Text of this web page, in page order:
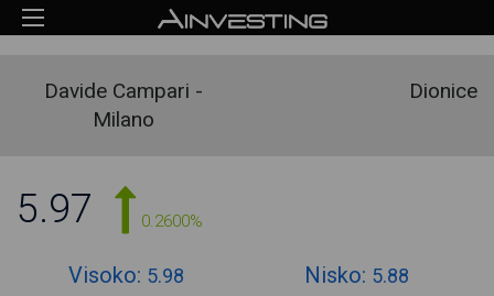
Davide Campari -
Milano
Dionice
5.97 0.2600%
Visoko: 5.98 Nisko: 5.88